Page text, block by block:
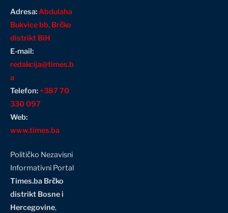
Adresa:Abdulaha
Bukvice bb, Brčko
distrikt BiH
E-mail:
redakcija@times.b
a
Telefon:+387 70
330 097
Web:
www.times.ba
Političko Nezavisni
Informativni Portal
Times.ba Brčko
distrikt Bosne i
Hercegovine,